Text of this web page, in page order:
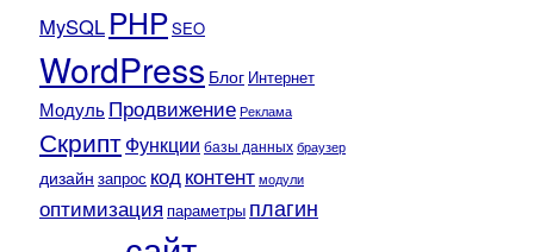
MySQL PHPSEO
WordPress Блог Интернет
МодульПродвижение Реклама
СкриптФункции базы данных браузер
дизайн запрос кодконтент модули
оптимизация параметры плагин